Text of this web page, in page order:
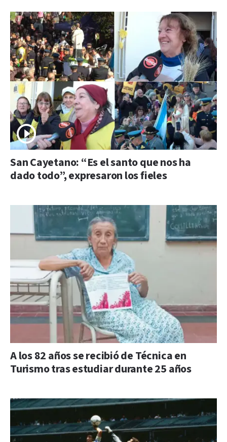
San Cayetano: “Es el santo que nos ha
dado todo”, expresaron los fieles
A los 82 años se recibió de Técnica en
Turismo tras estudiar durante 25 años